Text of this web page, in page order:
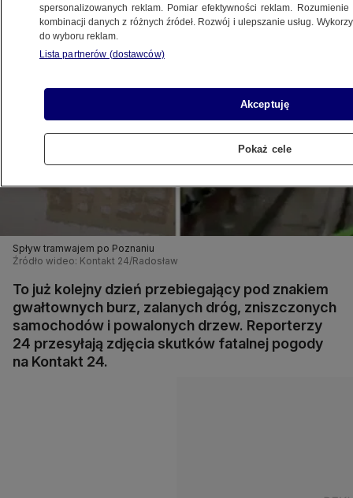
Udostępnij
Spływ tramwajem po Poznaniu
Źródło wideo: Kontakt 24/Radosław
To już kolejny dzień przebiegający pod znakiem
gwałtownych burz, zalanych dróg, zniszczonych
samochodów i powalonych drzew. Reporterzy
24 przesyłają zdjęcia skutków fatalnej pogody
na Kontakt 24.
spersonalizowanych reklam. Pomiar efektywności reklam.
kombinacji danych z różnych źródeł. Rozwój i ulepszanie usług.
do wyboru reklam.
Lista partnerów (dostawców)
Akceptuję
Pokaż cele